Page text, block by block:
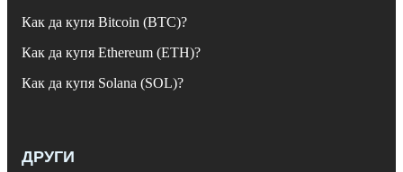
Как да купя Bitcoin (BTC)?
Как да купя Ethereum (ETH)?
Как да купя Solana (SOL)?
ДРУГИ